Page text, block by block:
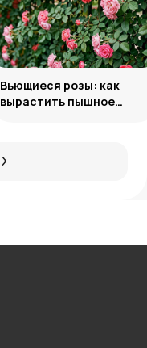
Вьющиеся розы: как
вырастить пышное